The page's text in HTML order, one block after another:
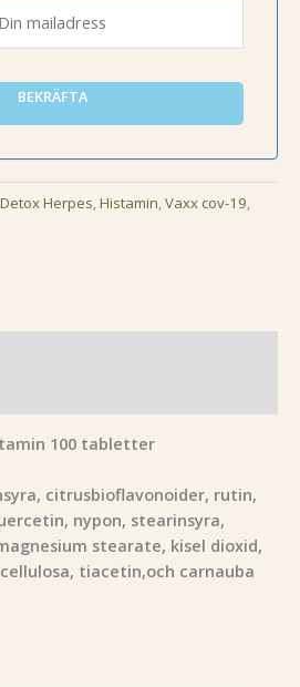
BEKRÄFTA
Detox Herpes,Histamin,Vaxx cov-19,
100 tabletter
citrusbioflavonoider, rutin,
nypon, stearinsyra,
stearate, kisel dioxid,
tiacetin,och carnauba